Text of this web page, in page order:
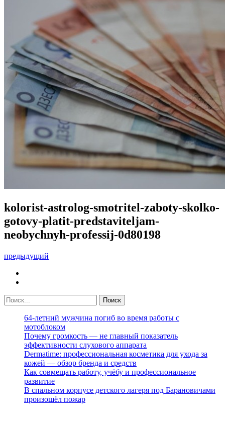
kolorist-astrolog-smotritel-zaboty-skolko-
gotovy-platit-predstaviteljam-
neobychnyh-professij-0d80198
предыдущий
64-летний мужчина погиб во время работы с
мотоблоком
Почему громкость — не главный показатель
эффективности слухового аппарата
Dermatime: профессиональная косметика для ухода за
кожей — обзор бренда и средств
Как совмещать работу, учёбу и профессиональное
развитие
В спальном корпусе детского лагеря под Барановичами
произошёл пожар